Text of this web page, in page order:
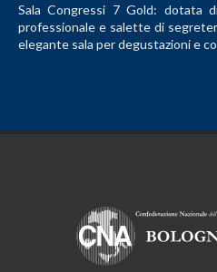
Sala Congressi 7 Gold: dotata
professionale e salette di
elegante sala per degustazioni e